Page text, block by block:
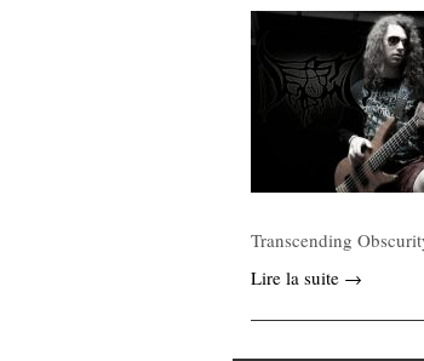
Transcending
Lire la suite →